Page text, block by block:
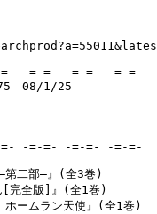
-=-=- -=-=- -=-=-
　08/1/25
-=-=- -=-=- -=-=-
第二部―』(全3巻)
完全版]』(全1巻)
ームラン天使』(全1巻)